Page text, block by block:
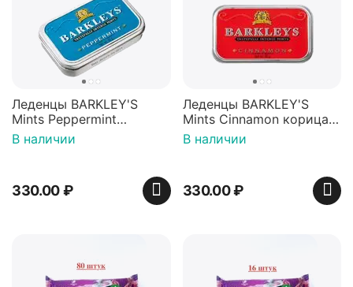
Леденцы BARKLEY'S
Mints Peppermint
перечная мята 50г,
Нидерланды
В наличии
330.00₽
Леденцы BARKLEY'S
Mints Cinnamon корица
50г, Нидерланды
В наличии
330.00₽